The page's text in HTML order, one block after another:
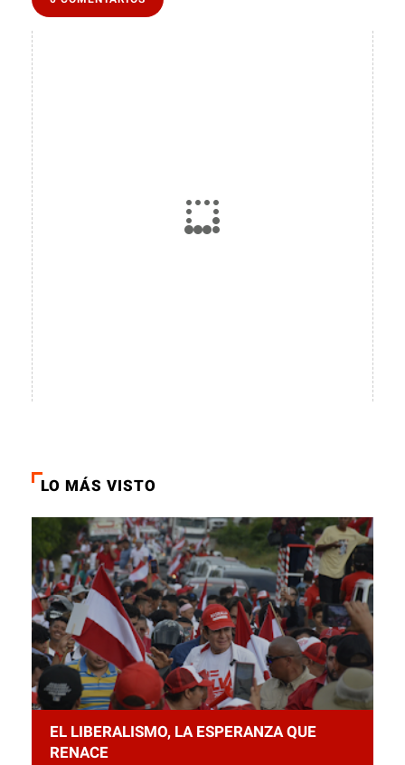
LO MÁS VISTO
EL LIBERALISMO, LA ESPERANZA QUE
RENACE